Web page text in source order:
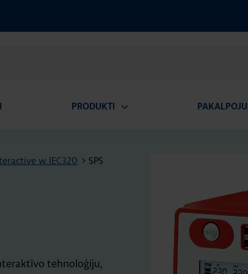
PRODUKTI
w. IEC320 > SPS
tehnoloģiju,